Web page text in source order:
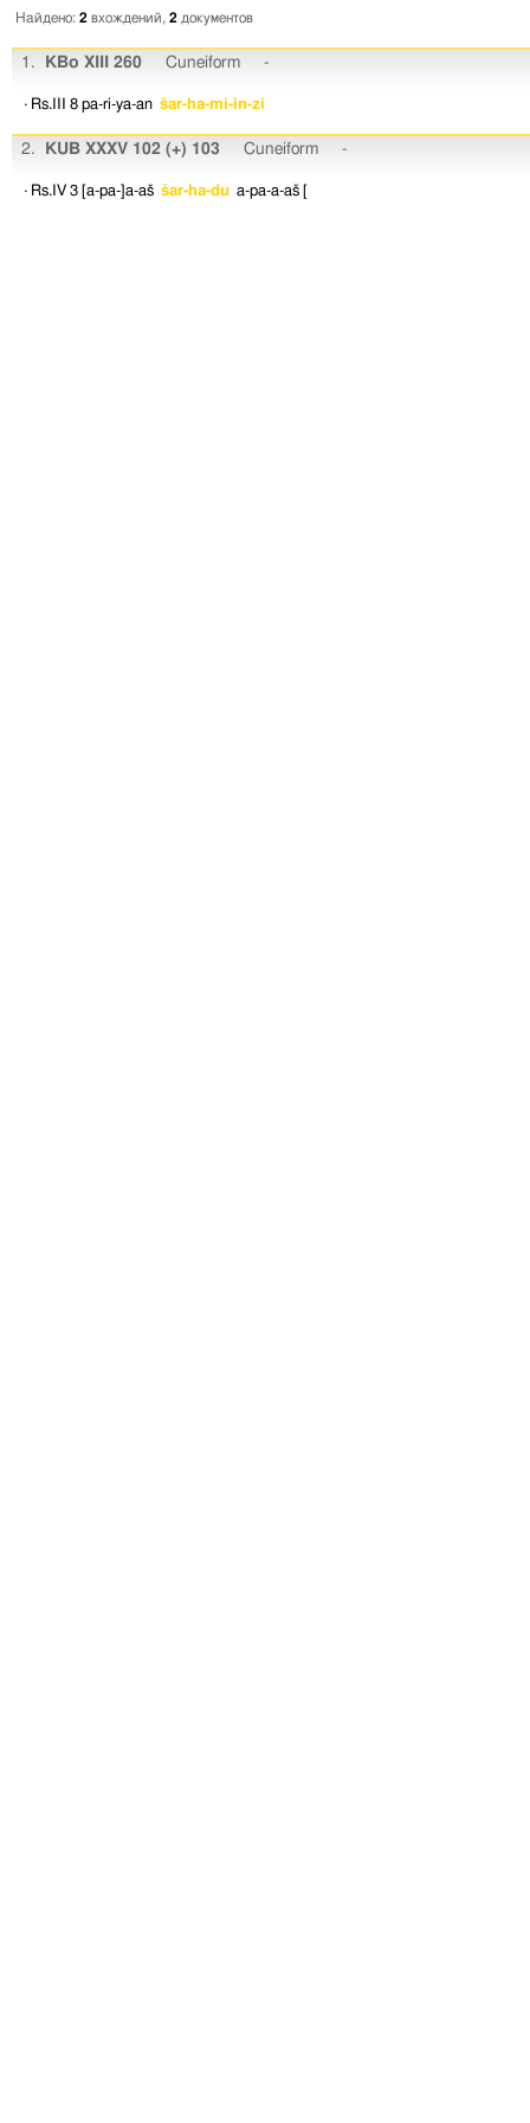
Найдено: 2 вхождений, 2 документов
1. KBo XIII 260 Cuneiform -
· Rs.III 8 pa-ri-ya-an šar-ha-mi-in-zi
2. KUB XXXV 102 (+) 103 Cuneiform -
· Rs.IV 3 [a-pa-]a-aš šar-ha-du a-pa-a-aš [